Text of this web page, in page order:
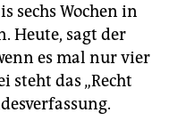
sechs Wochen in
Heute, sagt der
es mal nur vier
steht das „Recht